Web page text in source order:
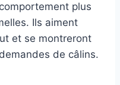
plus
Ils aiment
et se montreront
de câlins.